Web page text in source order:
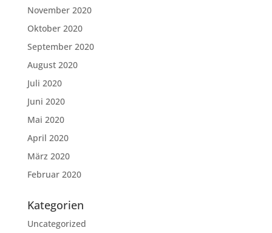
November 2020
Oktober 2020
September 2020
August 2020
Juli 2020
Juni 2020
Mai 2020
April 2020
März 2020
Februar 2020
Kategorien
Uncategorized